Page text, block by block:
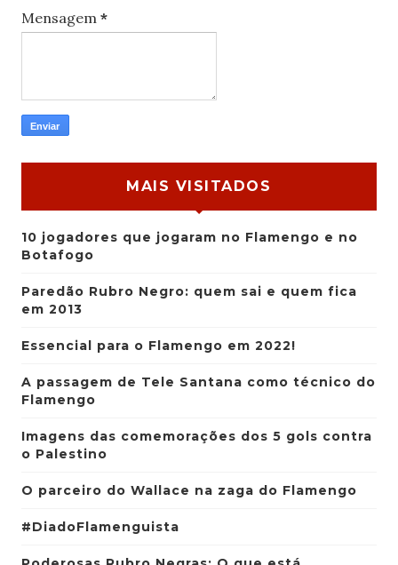
Mensagem *
MAIS VISITADOS
10 jogadores que jogaram no Flamengo e no
Botafogo
Paredão Rubro Negro: quem sai e quem fica
em 2013
Essencial para o Flamengo em 2022!
A passagem de Tele Santana como técnico do
Flamengo
Imagens das comemorações dos 5 gols contra
o Palestino
O parceiro do Wallace na zaga do Flamengo
#DiadoFlamenguista